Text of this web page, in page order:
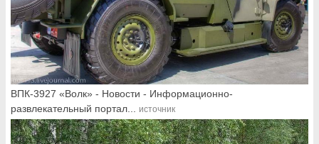
ВПК-3927 «Волк» - Новости - Информационно-
развлекательный портал...
источник